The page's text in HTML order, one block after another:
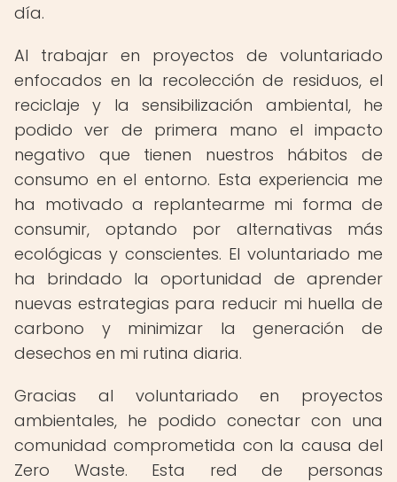
día.
Al trabajar en proyectos de voluntariado
enfocados en la recolección de residuos, el
reciclaje y la sensibilización ambiental, he
podido ver de primera mano el impacto
negativo que tienen nuestros hábitos de
consumo en el entorno. Esta experiencia me
ha motivado a replantearme mi forma de
consumir, optando por alternativas más
ecológicas y conscientes. El voluntariado me
ha brindado la oportunidad de aprender
nuevas estrategias para reducir mi huella de
carbono y minimizar la generación de
desechos en mi rutina diaria.
Gracias al voluntariado en proyectos
ambientales, he podido conectar con una
comunidad comprometida con la causa del
Zero Waste. Esta red de personas